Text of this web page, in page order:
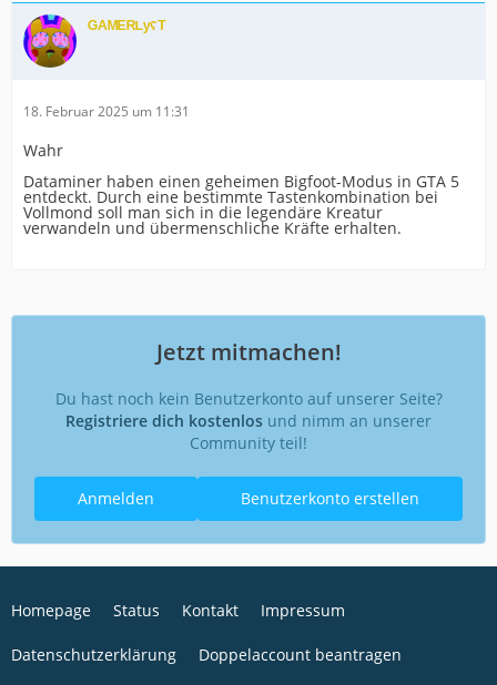
ᴳᴬᴹᴱᴿᴸʸˁᵀ
18. Februar 2025 um 11:31
Wahr
Dataminer haben einen geheimen Bigfoot-Modus in GTA 5
entdeckt. Durch eine bestimmte Tastenkombination bei
Vollmond soll man sich in die legendäre Kreatur
verwandeln und übermenschliche Kräfte erhalten.
Jetzt mitmachen!
Du hast noch kein Benutzerkonto auf unserer Seite?
Registriere dich kostenlos und nimm an unserer
Community teil!
Benutzerkonto erstellen
Anmelden
Homepage Status Kontakt Impressum
Datenschutzerklärung Doppelaccount beantragen